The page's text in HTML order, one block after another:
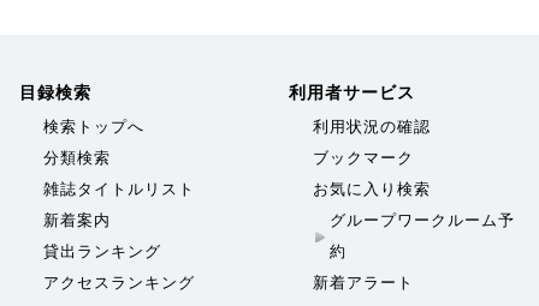
目録検索
検索トップへ
分類検索
雑誌タイトルリスト
新着案内
貸出ランキング
アクセスランキング
利用者サービス
利用状況の確認
ブックマーク
お気に入り検索
グループワークルーム予
約
新着アラート